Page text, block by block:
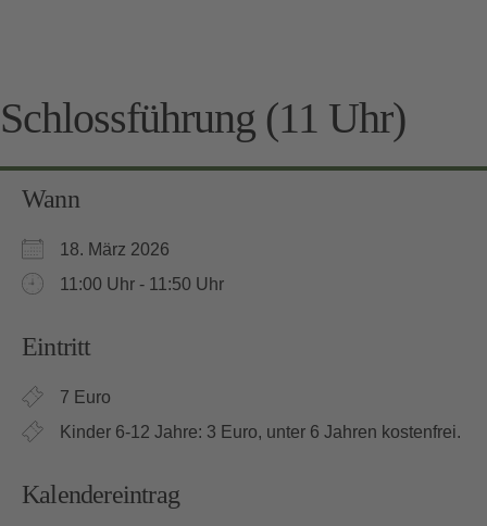
Schlossführung (11 Uhr)
Wann
18. März 2026
11:00 Uhr - 11:50 Uhr
Eintritt
7 Euro
Kinder 6-12 Jahre: 3 Euro, unter 6 Jahren kostenfrei.
Kalendereintrag